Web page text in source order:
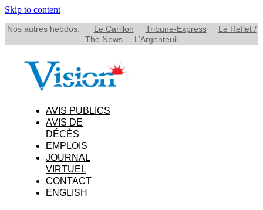
Skip to content
Nos autres hebdos: Le Carillon Tribune-Express
Le Reflet /
The News
L’Argenteuil
AVIS PUBLICS
AVIS DE
DÉCÈS
EMPLOIS
JOURNAL
VIRTUEL
CONTACT
ENGLISH